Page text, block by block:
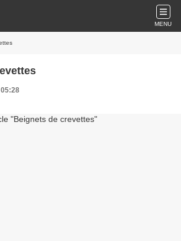
MENU